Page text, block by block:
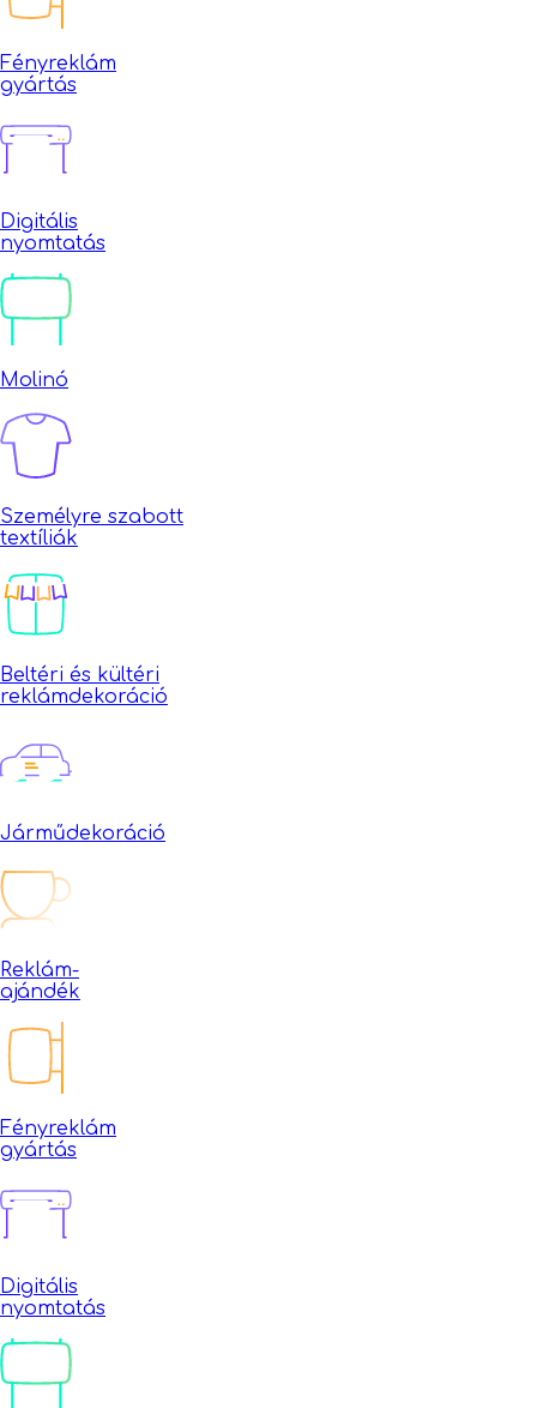
Fényreklám
gyártás
Digitális
nyomtatás
Molinó
Személyre szabott
textíliák
Beltéri és kültéri
reklámdekoráció
Járműdekoráció
Reklám-
ajándék
Fényreklám
gyártás
Digitális
nyomtatás